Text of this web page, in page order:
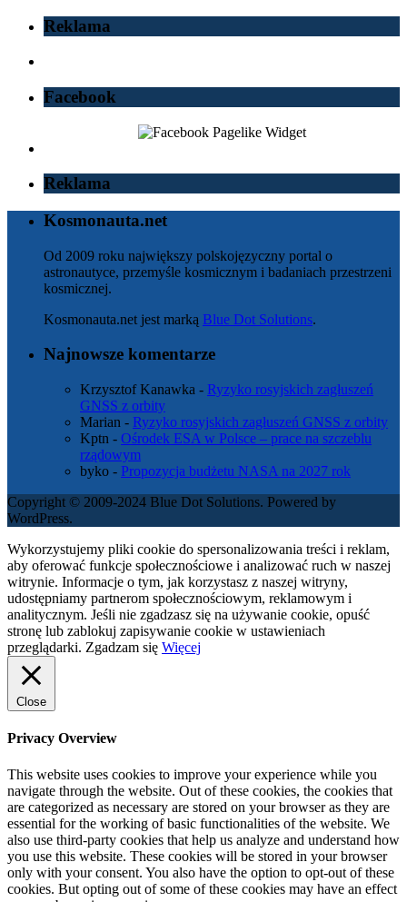
Reklama
Facebook
Reklama
Kosmonauta.net
Od 2009 roku największy polskojęzyczny portal o
astronautyce, przemyśle kosmicznym i badaniach przestrzeni
kosmicznej.
Kosmonauta.net jest marką Blue Dot Solutions.
Najnowsze komentarze
Krzysztof Kanawka - Ryzyko rosyjskich zagłuszeń
GNSS z orbity
Marian - Ryzyko rosyjskich zagłuszeń GNSS z orbity
Kptn - Ośrodek ESA w Polsce – prace na szczeblu
rządowym
byko - Propozycja budżetu NASA na 2027 rok
Copyright © 2009-2024 Blue Dot Solutions. Powered by
WordPress.
Wykorzystujemy pliki cookie do spersonalizowania treści i reklam,
aby oferować funkcje społecznościowe i analizować ruch w naszej
witrynie. Informacje o tym, jak korzystasz z naszej witryny,
udostępniamy partnerom społecznościowym, reklamowym i
analitycznym. Jeśli nie zgadzasz się na używanie cookie, opuść
stronę lub zablokuj zapisywanie cookie w ustawieniach
przeglądarki. Zgadzam się Więcej
Close
Privacy Overview
This website uses cookies to improve your experience while you
navigate through the website. Out of these cookies, the cookies that
are categorized as necessary are stored on your browser as they are
essential for the working of basic functionalities of the website. We
also use third-party cookies that help us analyze and understand how
you use this website. These cookies will be stored in your browser
only with your consent. You also have the option to opt-out of these
cookies. But opting out of some of these cookies may have an effect